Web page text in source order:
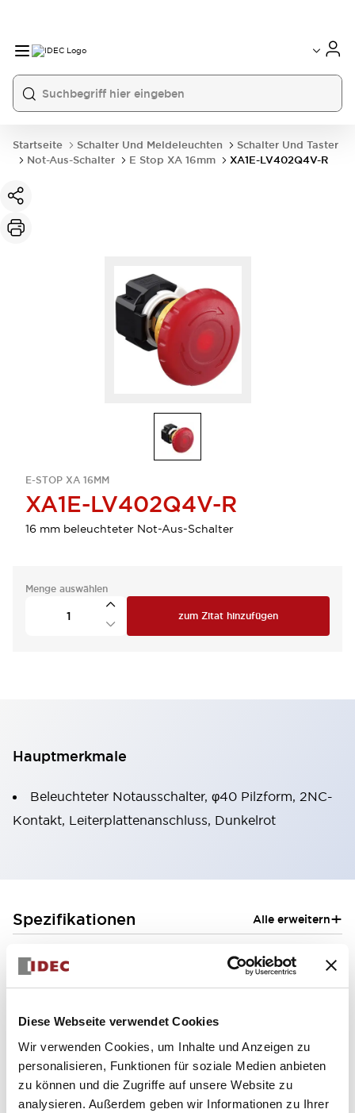
Diese Webseite verwendet Cookies
Wir verwenden Cookies, um Inhalte und Anzeigen zu
personalisieren, Funktionen für soziale Medien anbieten
zu können und die Zugriffe auf unsere Website zu
analysieren. Außerdem geben wir Informationen zu Ihrer
Startseite Schalter Und Meldeleuchten
Schalter Und Taster
Not-Aus-Schalter
E Stop XA 16mm XA1E-LV402Q4V-R
E-STOP XA 16MM
XA1E-LV402Q4V-R
16 mm beleuchteter Not-Aus-Schalter
Menge auswählen
zum Zitat hinzufügen
Hauptmerkmale
Beleuchteter Notausschalter, φ40 Pilzform, 2NC-
Kontakt, Leiterplattenanschluss, Dunkelrot
Spezifikationen Alle erweitern+
Aesthetic Specifications
Mechanical Specifications